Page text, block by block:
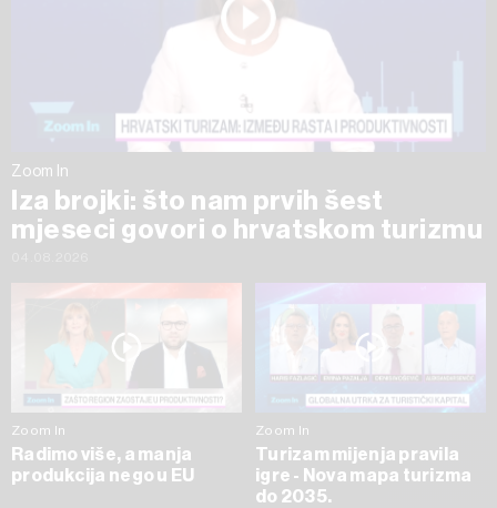
Zoom In
Iza brojki: što nam prvih šest
mjeseci govori o hrvatskom turizmu
Zoom In
Radimo više, a manja
produkcija nego u EU
Zoom In
Turizam mijenja pravila
igre - Nova mapa turizma
do 2035.